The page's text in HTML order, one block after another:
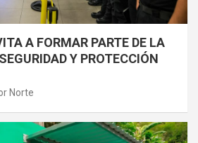
A FORMAR PARTE DE LA
Y PROTECCIÓN
Norte